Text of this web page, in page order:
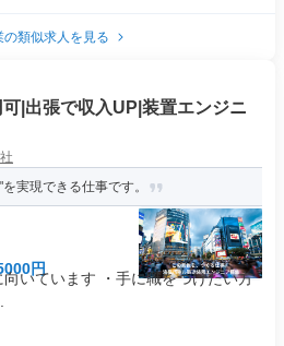
の類似求人を見る
|出張で収入UP|装置エンジニ
実現できる仕事です。
円
いています ・手に職をつけたい方